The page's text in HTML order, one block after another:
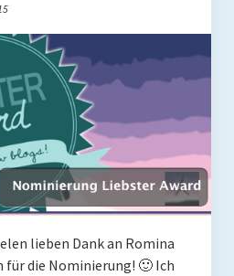
lieben Dank an Romina
die Nominierung! 🙂 Ich